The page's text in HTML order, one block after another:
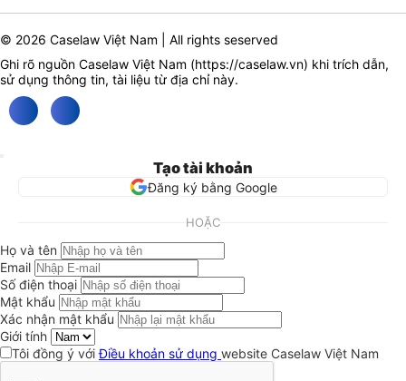
© 2026 Caselaw Việt Nam | All rights seserved
Ghi rõ nguồn Caselaw Việt Nam (https://caselaw.vn) khi trích dẫn,
sử dụng thông tin, tài liệu từ địa chỉ này.
Tạo tài khoản
Đăng ký bằng Google
HOẶC
Họ và tên
Email
Số điện thoại
Mật khẩu
Xác nhận mật khẩu
Giới tính
Tôi đồng ý vớiĐiều khoản sử dụng website Caselaw Việt Nam